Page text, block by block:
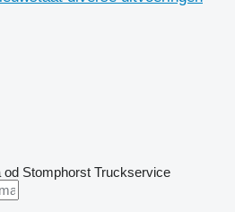
od Stomphorst Truckservice